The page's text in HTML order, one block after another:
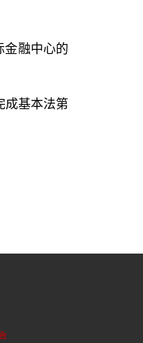
金融中心的
成基本法第